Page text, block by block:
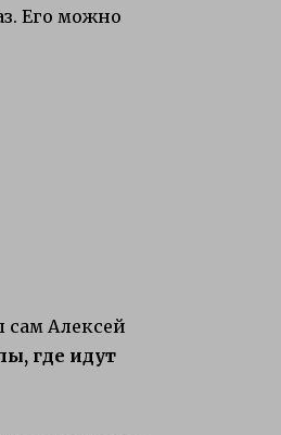
Его можно
сам Алексей
где идут